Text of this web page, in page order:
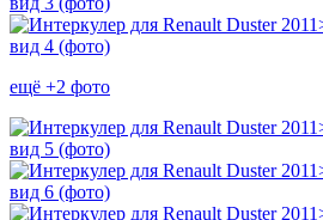
ещё +2 фото